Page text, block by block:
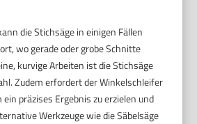
die Stichsäge in einigen Fällen
wo gerade oder grobe Schnitte
kurvige Arbeiten ist die Stichsäge
Zudem erfordert der Winkelschleifer
präzises Ergebnis zu erzielen und
Werkzeuge wie die Säbelsäge